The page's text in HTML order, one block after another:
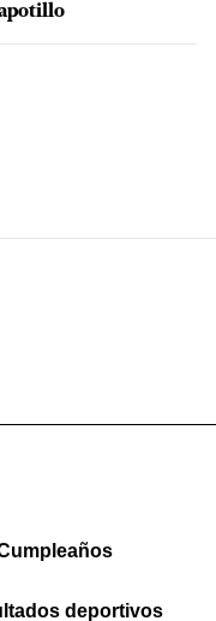
deportivos